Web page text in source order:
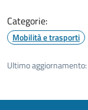
Categorie:
Mobilità e trasporti
Ultimo aggiornamento: